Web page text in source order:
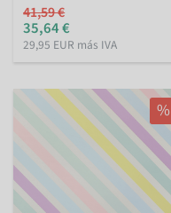
41,59 €
35,64 €
29,95 EUR más IVA
%